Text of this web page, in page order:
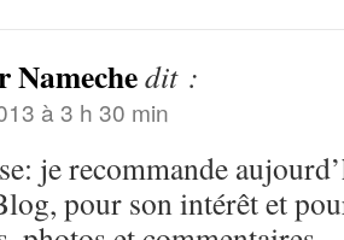
Namechedit :
à 3 h 30 min
je recommande
pour son intérêt et